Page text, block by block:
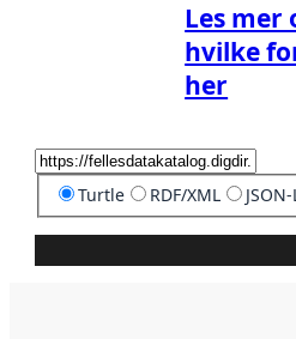
Les mer
hvilke
her
Turtle RDF/XML